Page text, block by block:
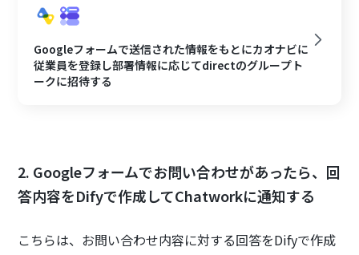
Googleフォームで送信された情報をもとにカオナビに
従業員を登録し部署情報に応じてdirectのグループト
ークに招待する
2. Googleフォームでお問い合わせがあったら、回
答内容をDifyで作成してChatworkに通知する
こちらは、お問い合わせ内容に対する回答をDifyで作成